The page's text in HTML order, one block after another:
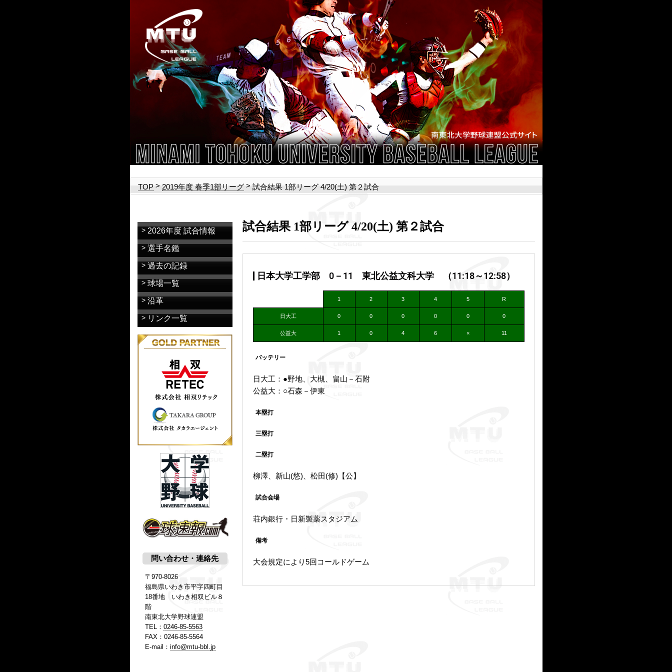
TOP> 2019年度 春季1部リーグ> 試合結果 1部リーグ 4/20(土) 第２試合
試合結果 1部リーグ 4/20(土) 第２試合
日本大学工学部 0－11 東北公益文科大学 （11:18～12:58）
1 2 3 4 5 R
日大工 0 0 0 0 0 0
公益大 1 0 4 6 × 11
バッテリー
日大工：●野地、大槻、畠山－石附
公益大：○石森－伊東
本塁打
三塁打
二塁打
柳澤、新山(悠)、松田(修)【公】
試合会場
荘内銀行・日新製薬スタジアム
備考
大会規定により5回コールドゲーム
2026年度 試合情報
選手名鑑
過去の記録
球場一覧
沿革
リンク一覧
問い合わせ・連絡先
〒970-8026
福島県いわき市平字四町目
18番地 いわき相双ビル８
階
南東北大学野球連盟
TEL： 0246-85-5563
FAX：0246-85-5564
E-mail： info@mtu-bbl.jp